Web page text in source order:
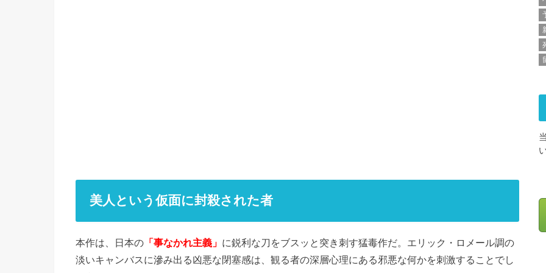
美人という仮面に封殺された者
本作は、日本の 「事なかれ主義」 に鋭利な刀をブスッと突き刺す猛毒作だ。エリック・ロメール調の
淡いキャンバスに滲み出る凶悪な閉塞感は、観る者の深層心理にある邪悪な何かを刺激することでし